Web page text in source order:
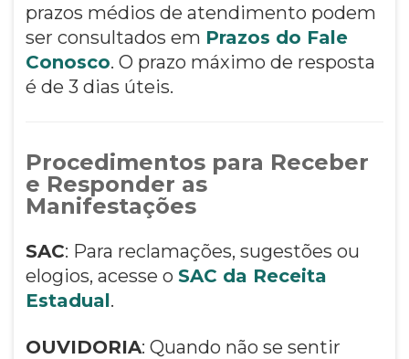
prazos médios de atendimento podem
ser consultados em Prazos do Fale
Conosco. O prazo máximo de resposta
é de 3 dias úteis.
Procedimentos para Receber
e Responder as
Manifestações
SAC: Para reclamações, sugestões ou
elogios, acesse o SAC da Receita
Estadual.
OUVIDORIA: Quando não se sentir